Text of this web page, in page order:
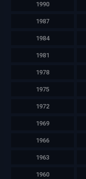
1990
1987
1984
1981
1978
1975
1972
1969
1966
1963
1960